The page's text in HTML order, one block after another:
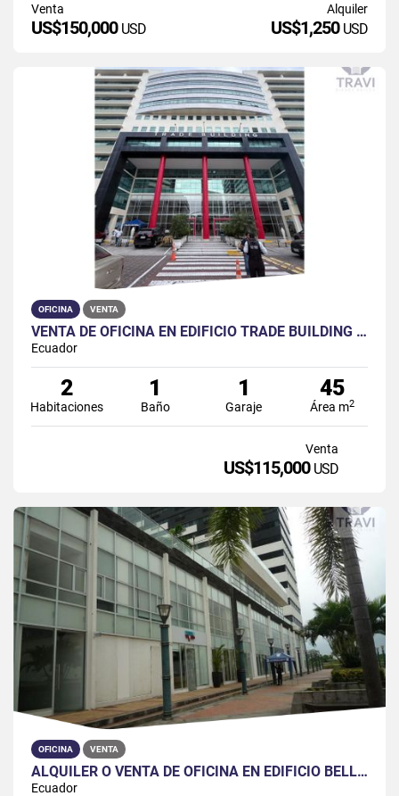
Venta
US$150,000 USD
Alquiler
US$1,250 USD
OFICINA VENTA
VENTA DE OFICINA EN EDIFICIO TRADE BUILDING TORRE B PISO #6
Ecuador
2
Habitaciones
1
Baño
1
Garaje
45
Área m2
Venta
US$115,000 USD
OFICINA VENTA
ALQUILER O VENTA DE OFICINA EN EDIFICIO BELLINI CON VISTA AL RIO
Ecuador